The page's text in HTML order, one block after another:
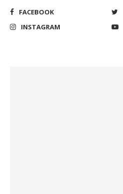
FACEBOOK
INSTAGRAM